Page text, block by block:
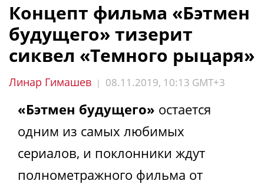
Концепт фильма «Бэтмен
будущего» тизерит
сиквел «Темного рыцаря»
Линар Гимашев | 08.11.2019, 10:13 GMT+3
«Бэтмен будущего» остается
одним из самых любимых
сериалов, и поклонники ждут
полнометражного фильма от